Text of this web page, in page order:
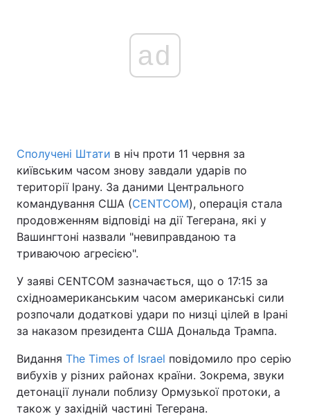
ad
Сполучені Штати в ніч проти 11 червня за
київським часом знову завдали ударів по
території Ірану. За даними Центрального
командування США (CENTCOM), операція стала
продовженням відповіді на дії Тегерана, які у
Вашингтоні назвали "невиправданою та
триваючою агресією".
У заяві CENTCOM зазначається, що о 17:15 за
східноамериканським часом американські сили
розпочали додаткові удари по низці цілей в Ірані
за наказом президента США Дональда Трампа.
Видання The Times of Israel повідомило про серію
вибухів у різних районах країни. Зокрема, звуки
детонації лунали поблизу Ормузької протоки, а
також у західній частині Тегерана.